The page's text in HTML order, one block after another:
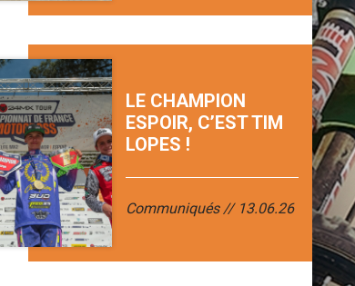
LE CHAMPION
ESPOIR, C’EST TIM
LOPES !
Communiqués 13.06.26